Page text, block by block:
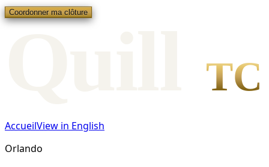
Coordonner ma clôture
TC
AccueilView in English
Orlando